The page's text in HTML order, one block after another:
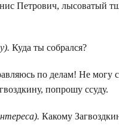
Петрович, лысоватый
Куда ты собрался?
по делам! Не могу
попрошу ссуду.
Какому